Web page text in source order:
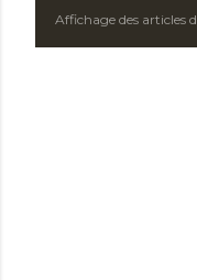
AAffichage des articles